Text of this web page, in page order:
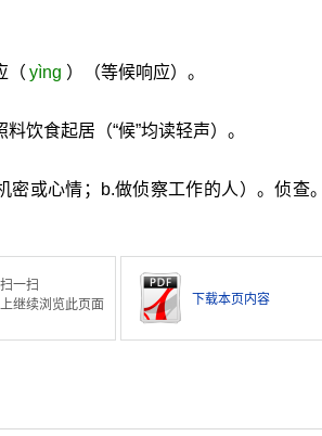
（ yìng ）（等候响应）。
饮食起居（“候”均读轻声）。
或心情；b.做侦察工作的人）。侦查
一扫
继续浏览此页面
下载本页内容